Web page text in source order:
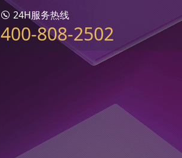
 24H服务热线
400-808-2502